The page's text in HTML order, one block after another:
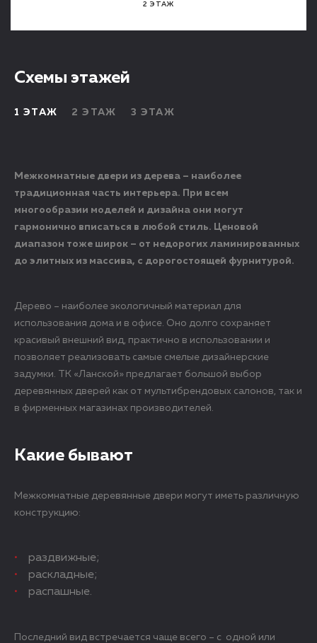
2 ЭТАЖ
Схемы этажей
1 ЭТАЖ 2 ЭТАЖ 3 ЭТАЖ
Межкомнатные двери из дерева – наиболее
традиционная часть интерьера. При всем
многообразии моделей и дизайна они могут
гармонично вписаться в любой стиль. Ценовой
диапазон тоже широк – от недорогих ламинированных
до элитных из массива, с дорогостоящей фурнитурой.
Дерево – наиболее экологичный материал для
использования дома и в офисе. Оно долго сохраняет
красивый внешний вид, практично в использовании и
позволяет реализовать самые смелые дизайнерские
задумки. ТК «Ланской» предлагает большой выбор
деревянных дверей как от мультибрендовых салонов, так и
в фирменных магазинах производителей.
Какие бывают
Межкомнатные деревянные двери могут иметь различную
конструкцию:
раздвижные;
раскладные;
распашные.
Последний вид встречается чаще всего – с одной или